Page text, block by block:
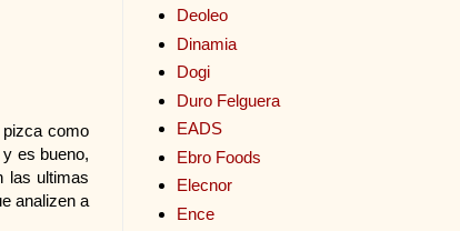
como
es bueno,
las ultimas
analizen a
Deoleo
Dinamia
Dogi
Duro Felguera
EADS
Ebro Foods
Elecnor
Ence